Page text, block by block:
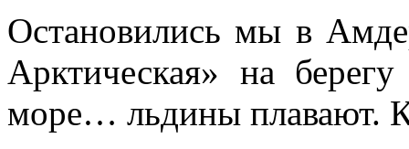
Остановились мы в
Арктическая» на
море… льдины плавают.